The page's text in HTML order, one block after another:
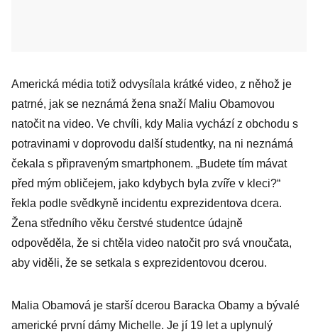
Americká média totiž odvysílala krátké video, z něhož je
patrné, jak se neznámá žena snaží Maliu Obamovou
natočit na video. Ve chvíli, kdy Malia vychází z obchodu s
potravinami v doprovodu další studentky, na ni neznámá
čekala s připraveným smartphonem. „Budete tím mávat
před mým obličejem, jako kdybych byla zvíře v kleci?“
řekla podle svědkyně incidentu exprezidentova dcera.
Žena středního věku čerstvé studentce údajně
odpověděla, že si chtěla video natočit pro svá vnoučata,
aby viděli, že se setkala s exprezidentovou dcerou.
Malia Obamová je starší dcerou Baracka Obamy a bývalé
americké první dámy Michelle. Je jí 19 let a uplynulý